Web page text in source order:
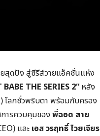
สุดปัง สู่ซีรีส์วายแอ็คชั่นแห่ง
BABE THE SERIES 2“ หลัง
โลกชั่วพริบตา พร้อมกับครอง
ารควบคุมของพี่ฉอด สาย
และเอส วรฤทธิ์ ไวยเจียร